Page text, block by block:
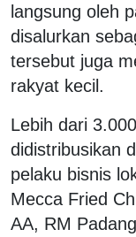
langsung oleh
disalurkan
tersebut juga
rakyat kecil.
Lebih dari
didistribusikan
pelaku bisnis
Mecca Fried
AA, RM